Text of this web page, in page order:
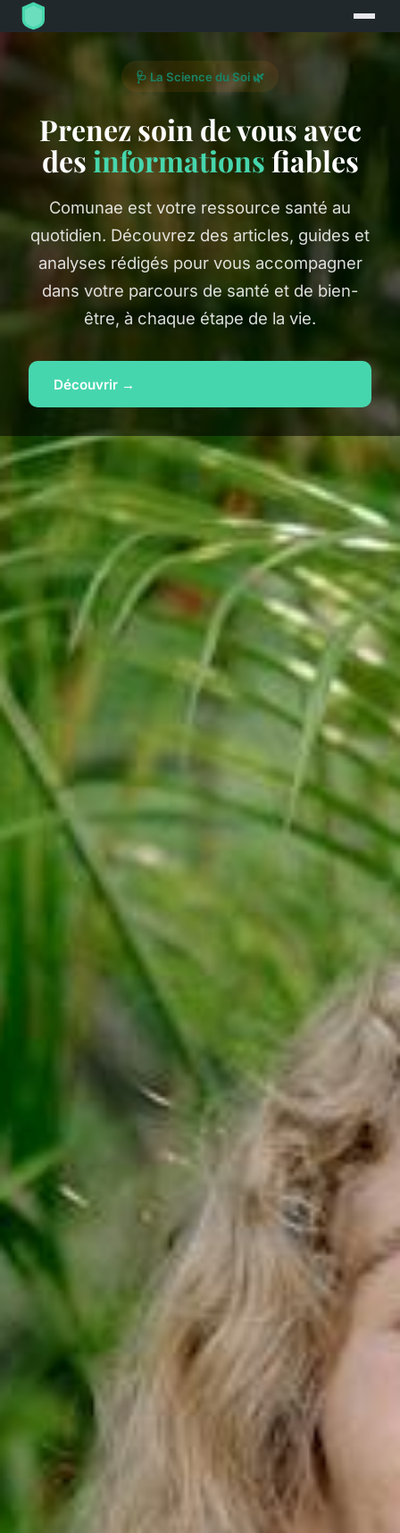
🩺 La Science du Soi 🌿
Prenez soin de vous avec
des informationsfiables
Comunae est votre ressource santé au
quotidien. Découvrez des articles, guides et
analyses rédigés pour vous accompagner
dans votre parcours de santé et de bien-
être, à chaque étape de la vie.
Découvrir →